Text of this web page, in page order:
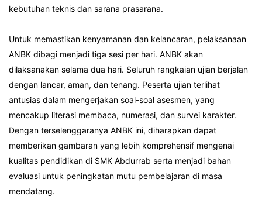
kebutuhan teknis dan sarana prasarana.
Untuk memastikan kenyamanan dan kelancaran, pelaksanaan
ANBK dibagi menjadi tiga sesi per hari. ANBK akan
dilaksanakan selama dua hari. Seluruh rangkaian ujian berjalan
dengan lancar, aman, dan tenang. Peserta ujian terlihat
antusias dalam mengerjakan soal-soal asesmen, yang
mencakup literasi membaca, numerasi, dan survei karakter.
Dengan terselenggaranya ANBK ini, diharapkan dapat
memberikan gambaran yang lebih komprehensif mengenai
kualitas pendidikan di SMK Abdurrab serta menjadi bahan
evaluasi untuk peningkatan mutu pembelajaran di masa
mendatang.